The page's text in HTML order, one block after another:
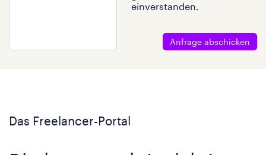
einverstanden.
Anfrage abschicken
Das Freelancer-Portal